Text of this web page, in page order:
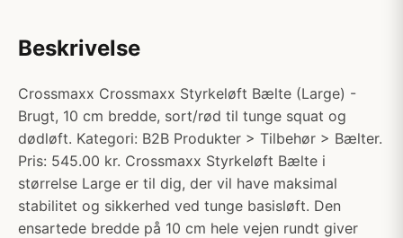
Beskrivelse
Crossmaxx Crossmaxx Styrkeløft Bælte (Large) -
Brugt, 10 cm bredde, sort/rød til tunge squat og
dødløft. Kategori: B2B Produkter > Tilbehør > Bælter.
Pris: 545.00 kr. Crossmaxx Styrkeløft Bælte i
størrelse Large er til dig, der vil have maksimal
stabilitet og sikkerhed ved tunge basisløft. Den
ensartede bredde på 10 cm hele vejen rundt giver